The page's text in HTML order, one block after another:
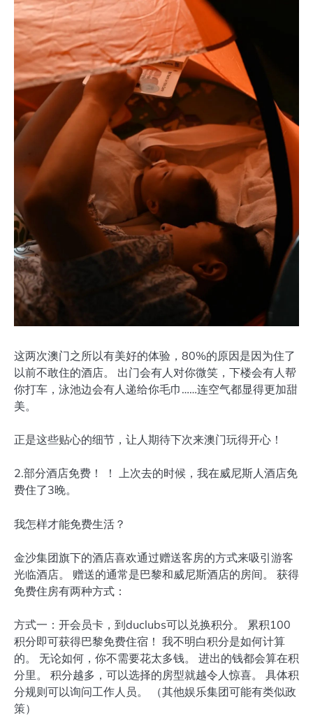
这两次澳门之所以有美好的体验，80%的原因是因为住了
以前不敢住的酒店。 出门会有人对你微笑，下楼会有人帮
你打车，泳池边会有人递给你毛巾……连空气都显得更加甜
美。
正是这些贴心的细节，让人期待下次来澳门玩得开心！
2.部分酒店免费！ ！ 上次去的时候，我在威尼斯人酒店免
费住了3晚。
我怎样才能免费生活？
金沙集团旗下的酒店喜欢通过赠送客房的方式来吸引游客
光临酒店。 赠送的通常是巴黎和威尼斯酒店的房间。 获得
免费住房有两种方式：
方式一：开会员卡，到duclubs可以兑换积分。 累积100
积分即可获得巴黎免费住宿！ 我不明白积分是如何计算
的。 无论如何，你不需要花太多钱。 进出的钱都会算在积
分里。 积分越多，可以选择的房型就越令人惊喜。 具体积
分规则可以询问工作人员。 （其他娱乐集团可能有类似政
策）